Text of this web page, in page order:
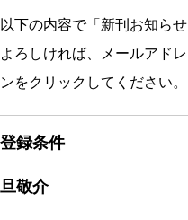
以下の内容で「新刊お知ら
よろしければ、メールアド
ンをクリックしてください。
登録条件
旦敬介